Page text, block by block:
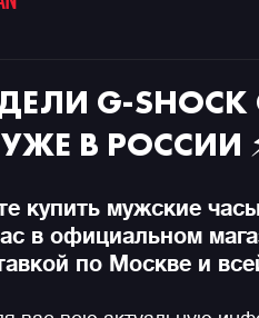
G-SHOCK
УЖЕ В РОССИИ
купить мужские
в официальном
по Москве и